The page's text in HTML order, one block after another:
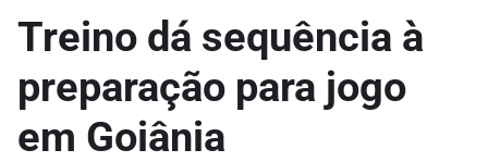
Treino dá sequência à
preparação para jogo
em Goiânia